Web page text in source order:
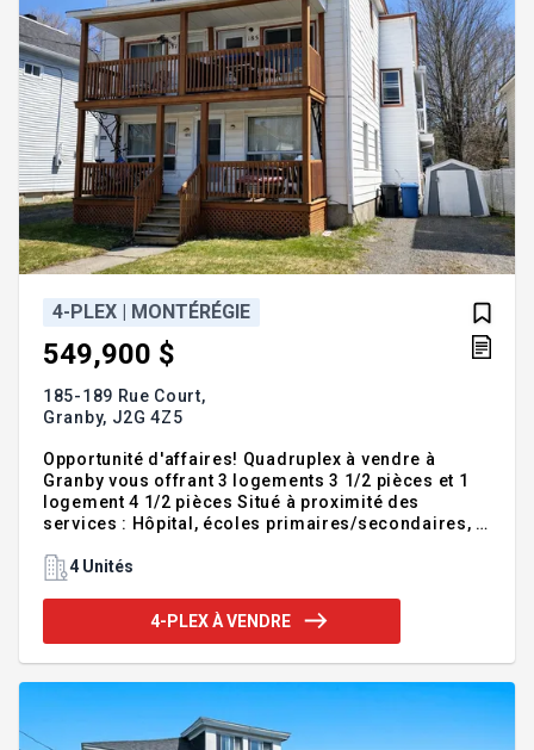
4-PLEX | MONTÉRÉGIE
549,900 $
185-189 Rue Court,
Granby, J2G 4Z5
Opportunité d'affaires! Quadruplex à vendre à
Granby vous offrant 3 logements 3 1/2 pièces et 1
logement 4 1/2 pièces Situé à proximité des
services : Hôpital, écoles primaires/secondaires, à
commerces, accès rapide à l'ensemble des
services essentiels (épiceries, pharmacies,
restaurants). Contactez-nous dès maintenant!
*Visite des logements sur promesse d'achat
avec le vendeur, protège et promeut les intérêts de
son client. SI vous n'êtes pas représenté
4 Unités
4-PLEX À VENDRE